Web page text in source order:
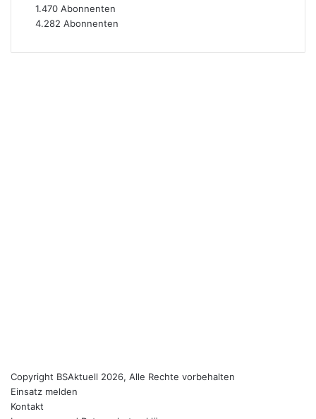
1.470 Abonnenten
4.282 Abonnenten
Copyright BSAktuell 2026, Alle Rechte vorbehalten
Einsatz melden
Kontakt